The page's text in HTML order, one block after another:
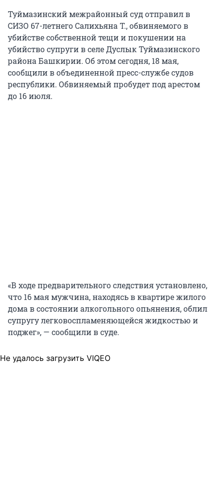
Туймазинский межрайонный суд отправил в
СИЗО 67-летнего Салихьяна Т., обвиняемого в
убийстве собственной тещи и покушении на
убийство супруги в селе Дуслык Туймазинского
района Башкирии. Об этом сегодня, 18 мая,
сообщили в объединенной пресс-службе судов
республики. Обвиняемый пробудет под арестом
до 16 июля.
«В ходе предварительного следствия установлено,
что 16 мая мужчина, находясь в квартире жилого
дома в состоянии алкогольного опьянения, облил
супругу легковоспламеняющейся жидкостью и
поджег», — сообщили в суде.
Не удалось загрузить VIQEO